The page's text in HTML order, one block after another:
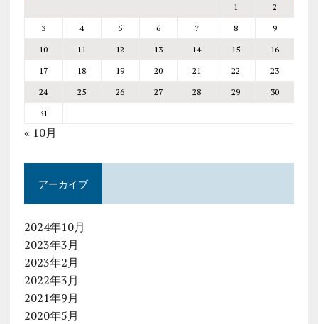
1
2
3
4 5 6 7 8
9
10
11 12 13 14 15
16
17
18 19 20 21 22
23
24
25 26 27 28 29
30
31
« 10月
アーカイブ
2024年10月
2023年3月
2023年2月
2022年3月
2021年9月
2020年5月